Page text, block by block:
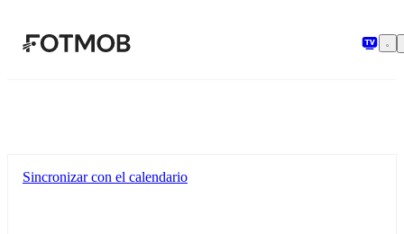
Sincronizar con el calendario